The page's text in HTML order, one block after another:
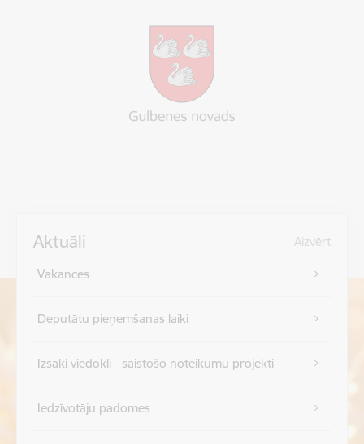
Aktuāli Aizvērt
Vakances
Deputātu pieņemšanas laiki
Izsaki viedokli - saistošo noteikumu projekti
Iedzīvotāju padomes